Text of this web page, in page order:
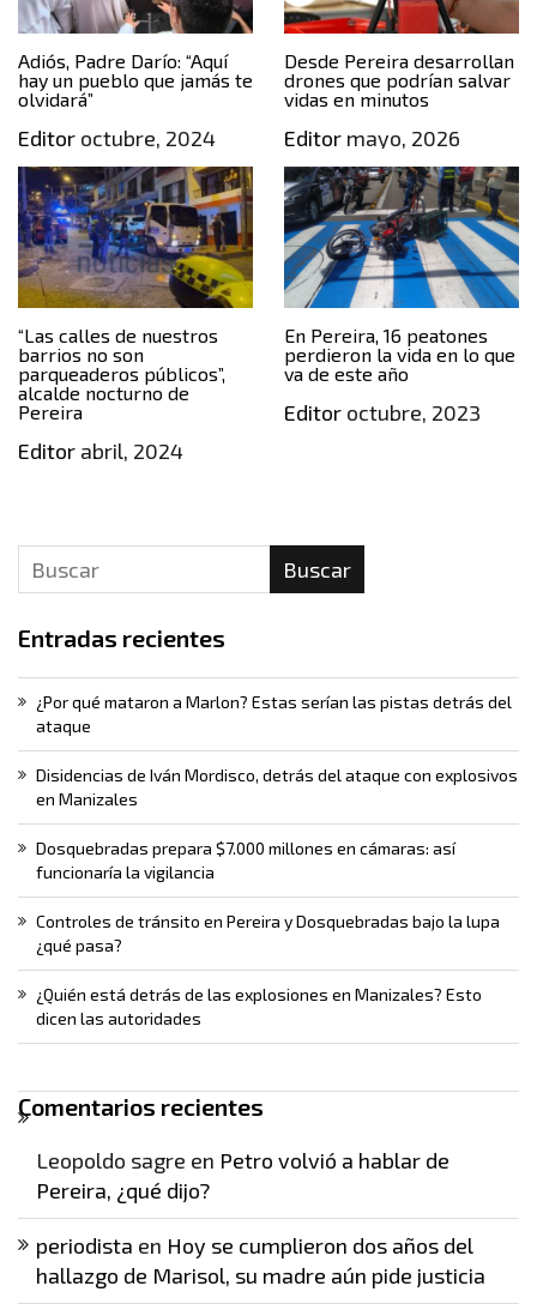
Adiós, Padre Darío: “Aquí
hay un pueblo que jamás te
olvidará”
Editor octubre, 2024
Desde Pereira desarrollan
drones que podrían salvar
vidas en minutos
Editormayo, 2026
“Las calles de nuestros
barrios no son
parqueaderos públicos”,
alcalde nocturno de
Pereira
Editor abril, 2024
En Pereira, 16 peatones
perdieron la vida en lo que
va de este año
Editoroctubre, 2023
Buscar
Entradas recientes
¿Por qué mataron a Marlon? Estas serían las pistas detrás del
ataque
Disidencias de Iván Mordisco, detrás del ataque con explosivos
en Manizales
Dosquebradas prepara $7.000 millones en cámaras: así
funcionaría la vigilancia
Controles de tránsito en Pereira y Dosquebradas bajo la lupa
¿qué pasa?
¿Quién está detrás de las explosiones en Manizales? Esto
dicen las autoridades
Comentarios recientes
Leopoldo sagre en Petro volvió a hablar de
Pereira, ¿qué dijo?
periodista en Hoy se cumplieron dos años del
hallazgo de Marisol, su madre aún pide justicia